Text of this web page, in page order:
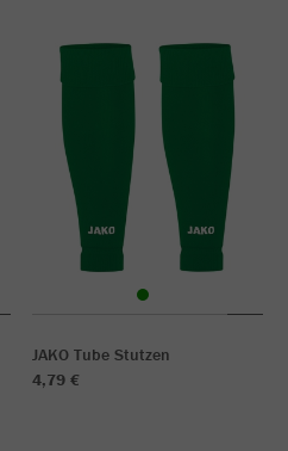
JAKO Tube Stutzen
4,79 €